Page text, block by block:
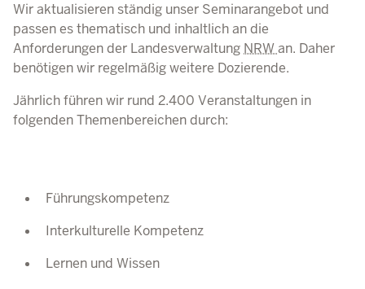
Wir aktualisieren ständig unser Seminarangebot und
passen es thematisch und inhaltlich an die
Anforderungen der Landesverwaltung NRWan. Daher
benötigen wir regelmäßig weitere Dozierende.
Jährlich führen wir rund 2.400 Veranstaltungen in
folgenden Themenbereichen durch:
Führungskompetenz
Interkulturelle Kompetenz
Lernen und Wissen